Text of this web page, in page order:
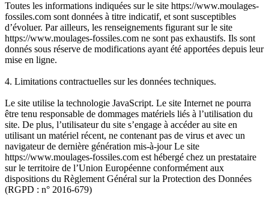
Toutes les informations indiquées sur le site https://www.moulages-
fossiles.com sont données à titre indicatif, et sont susceptibles
d’évoluer. Par ailleurs, les renseignements figurant sur le site
https://www.moulages-fossiles.com ne sont pas exhaustifs. Ils sont
donnés sous réserve de modifications ayant été apportées depuis leur
mise en ligne.
4. Limitations contractuelles sur les données techniques.
Le site utilise la technologie JavaScript. Le site Internet ne pourra
être tenu responsable de dommages matériels liés à l’utilisation du
site. De plus, l’utilisateur du site s’engage à accéder au site en
utilisant un matériel récent, ne contenant pas de virus et avec un
navigateur de dernière génération mis-à-jour Le site
https://www.moulages-fossiles.com est hébergé chez un prestataire
sur le territoire de l’Union Européenne conformément aux
dispositions du Règlement Général sur la Protection des Données
(RGPD : n° 2016-679)